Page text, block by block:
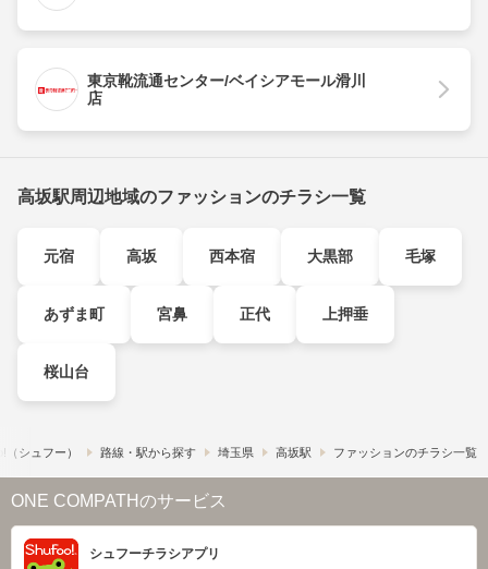
東京靴流通センター/ベイシアモール滑川
店
高坂駅周辺地域のファッションのチラシ一覧
元宿 高坂 西本宿 大黒部 毛塚
あずま町 宮鼻 正代 上押垂
桜山台
シュフー） 路線・駅から探す 埼玉県 高坂駅 ファッションのチラシ一覧
ONE COMPATHのサービス
シュフーチラシアプリ